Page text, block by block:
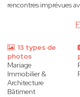
rencontres imprévues
13 types de
photos
Mariage
Immobilier &
Architecture
Bâtiment